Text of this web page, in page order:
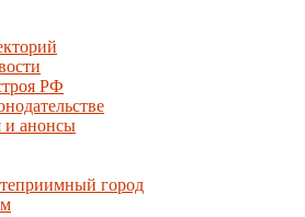
РФ
и анонсы
город